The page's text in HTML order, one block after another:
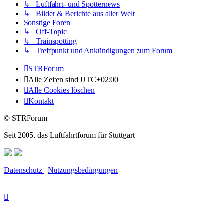
↳ Luftfahrt- und Spotternews
↳ Bilder & Berichte aus aller Welt
Sonstige Foren
↳ Off-Topic
↳ Trainspotting
↳ Treffpunkt und Ankündigungen zum Forum
STRForum
Alle Zeiten sind UTC+02:00
Alle Cookies löschen
Kontakt
© STRForum
Seit 2005, das Luftfahrtforum für Stuttgart
Datenschutz | Nutzungsbedingungen